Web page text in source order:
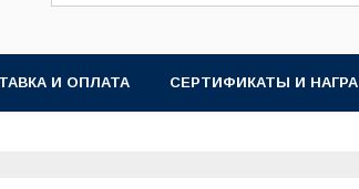
И ОПЛАТА СЕРТИФИКАТЫ И